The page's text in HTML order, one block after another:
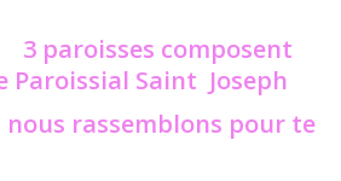
composent
Paroissial Saint Joseph
nous rassemblons pour te